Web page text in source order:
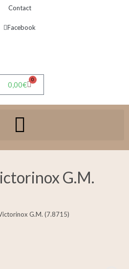
Contact
Facebook
0,00€
0
G.M.
G.M. (7.8715)